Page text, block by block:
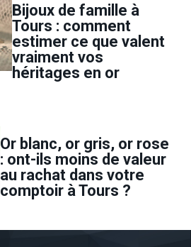
Bijoux de famille à
Tours : comment
estimer ce que valent
vraiment vos
héritages en or
Or blanc, or gris, or rose
: ont-ils moins de valeur
au rachat dans votre
comptoir à Tours ?